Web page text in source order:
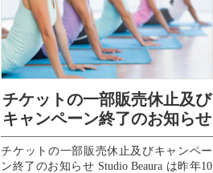
チケットの一部販売休止及び
キャンペーン終了のお知らせ
チケットの一部販売休止及びキャンペー
ン終了のお知らせ Studio Beaura は昨年10